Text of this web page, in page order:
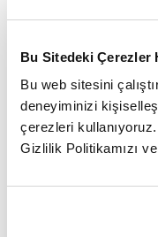
Bu Sitedeki Çerezler
Bu web sitesini
deneyiminizi
çerezleri
Gizlilik Politikamızı